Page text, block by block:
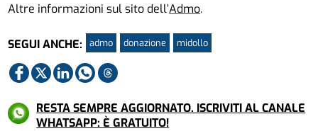
Altre informazioni sul sito dell’Admo.
SEGUI ANCHE: admo donazione midollo
RESTA SEMPRE AGGIORNATO. ISCRIVITI AL CANALE
WHATSAPP: È GRATUITO!